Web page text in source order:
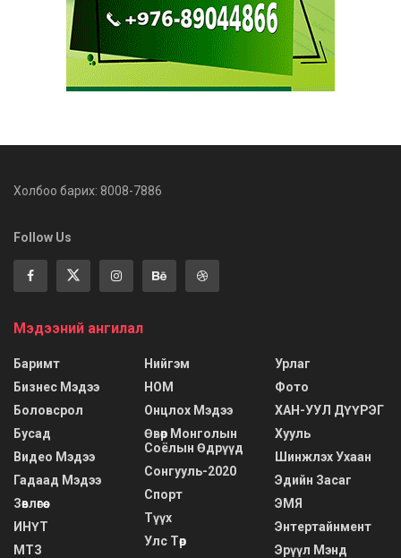
Холбоо барих: 8008-7886
Follow Us
Мэдээний ангилал
Баримт
Бизнес Мэдээ
Боловсрол
Бусад
Видео Мэдээ
Гадаад Мэдээ
Зөвлөгөө
ИНҮТ
МТЗ
Нийгэм
НОМ
Онцлох Мэдээ
Өвөр Монголын
Соёлын Өдрүүд
Сонгууль-2020
Спорт
Түүх
Улс Төр
Урлаг
Фото
ХАН-УУЛ ДҮҮРЭГ
Хууль
Шинжлэх Ухаан
Эдийн Засаг
ЭМЯ
Энтертайнмент
Эрүүл Мэнд